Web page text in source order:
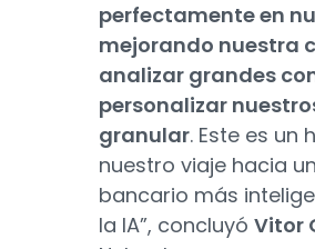
perfectamente en
mejorando nuestra
analizar grandes
personalizar
granular. Este es un
nuestro viaje hacia
bancario más
la IA”, concluyó Vitor